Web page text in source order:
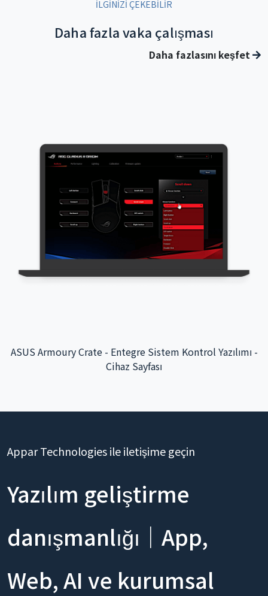
İLGİNİZİ ÇEKEBİLİR
Daha fazla vaka çalışması
Daha fazlasını keşfet
Taoyuan Uluslararası Havalimanı Etkileşimli Uygulama -
Arka Sistem Entegrasyonu
Appar Technologies ile iletişime geçin
Yazılım geliştirme
danışmanlığı｜App,
Web, AI ve kurumsal